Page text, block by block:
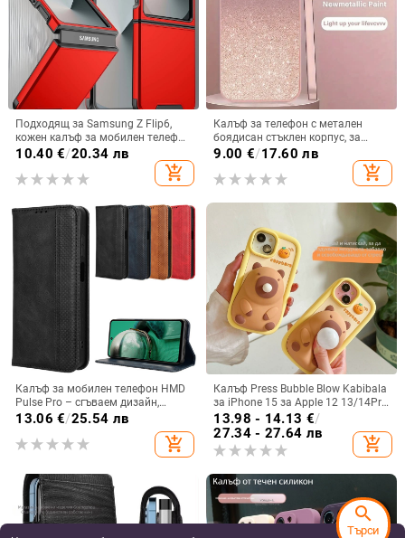
Подходящ за Samsung Z Flip6,
кожен калъф за мобилен телефон
Flip5, твърд двустранен калъф
против падане за Flip7, защитен
калъф Armor
10.40 €/20.34 лв
add_shopping_cart
Калъф за телефон с метален
боядисан стъклен корпус, за
iPhone 11–14 Pro Max,
9.00 €/17.60 лв
add_shopping_cart
Калъф за мобилен телефон HMD
Pulse Pro – сгъваем дизайн,
магнитно задържане, джоб за
карти, TPU кожа, удароустойчив
13.06 €/25.54 лв
add_shopping_cart
Калъф Press Bubble Blow Kabibala
за iPhone 15 за Apple 12 13/14Pro
Max, устойчив на изпускане 11
13.98 - 14.13 €/
27.34 - 27.64 лв
add_shopping_cart
search
Търси